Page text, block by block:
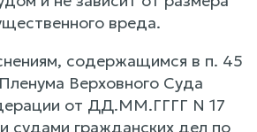
вреда.
содержащимся в п. 45
Верховного Суда
от ДД.ММ.ГГГГ N 17
судами гражданских дел по